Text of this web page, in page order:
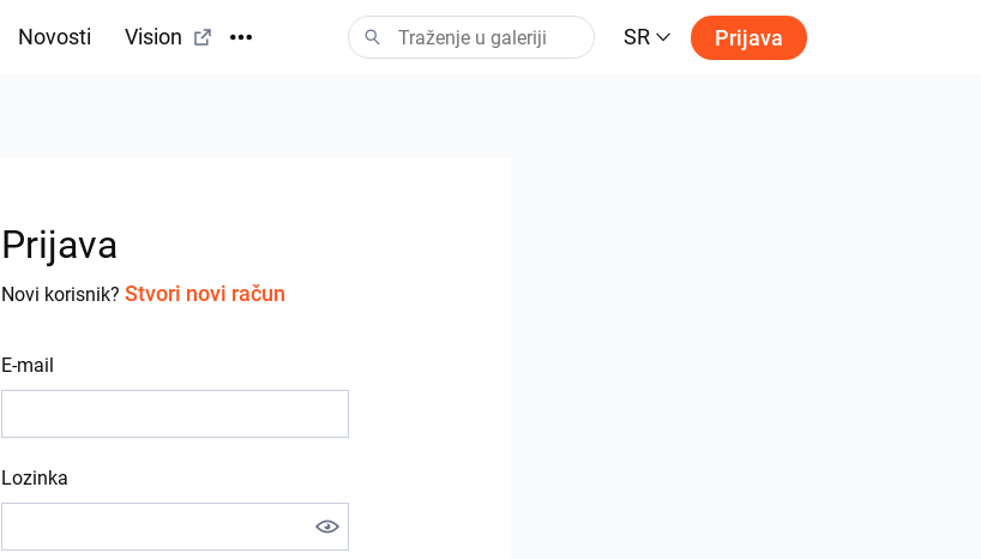
Novosti Vision SR Prijava
Prijava
Novi korisnik? Stvori novi račun
E-mail
Lozinka